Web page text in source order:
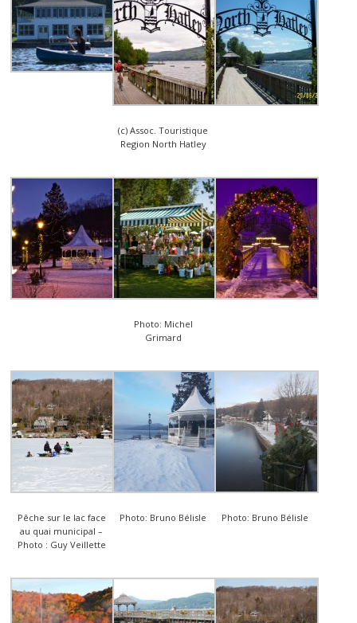
(c) Assoc. Touristique
Region North Hatley
Photo: Michel
Grimard
Pêche sur le lac face
au quai municipal –
Photo : Guy Veillette
Photo: Bruno Bélisle Photo: Bruno Bélisle